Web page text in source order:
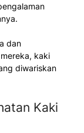
dan
kaki
diwariskan
Kaki